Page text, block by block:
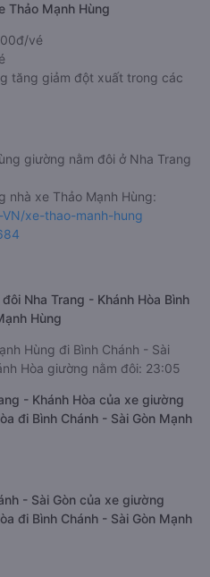
Thảo Mạnh Hùng
vé
tăng giảm đột xuất trong các
giường nằm đôi ở Nha Trang
nhà xe Thảo Mạnh Hùng:
xe-thao-manh-hung
Nha Trang - Khánh Hòa Bình
Hùng
Hùng đi Bình Chánh - Sài
Hòa giường nằm đôi: 23:05
- Khánh Hòa của xe giường
đi Bình Chánh - Sài Gòn Mạnh
- Sài Gòn của xe giường
đi Bình Chánh - Sài Gòn Mạnh